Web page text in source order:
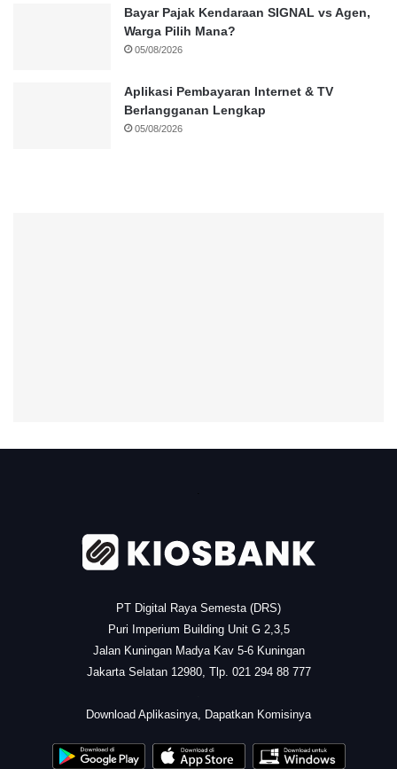
Bayar Pajak Kendaraan SIGNAL vs Agen,
Warga Pilih Mana?
05/08/2026
Aplikasi Pembayaran Internet & TV
Berlangganan Lengkap
05/08/2026
PT Digital Raya Semesta (DRS)
Puri Imperium Building Unit G 2,3,5
Jalan Kuningan Madya Kav 5-6 Kuningan
Jakarta Selatan 12980, Tlp. 021 294 88 777
Download Aplikasinya, Dapatkan Komisinya